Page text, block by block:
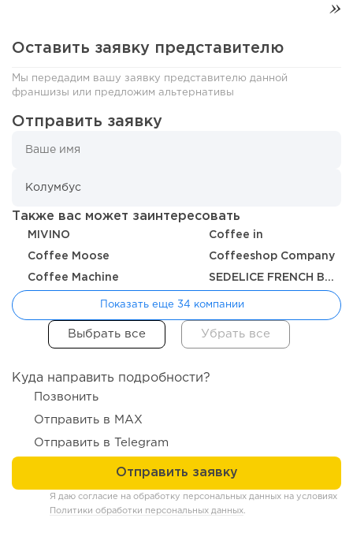
интернет-магазине...
Конференции августа 2026: лучшие мероприятия месяца
для бизнеса,...
Оставить заявку представителю
Мы передадим вашу заявку представителю данной
франшизы или предложим альтернативы
Отправить заявку
Также вас может заинтересовать
MIVINO Coffee in
Coffee Moose Coffeeshop Company
Coffee Machine SEDELICE FRENCH BAKERY
Показать еще 34 компании
Куда направить подробности?
Позвонить
Отправить в MAX
Отправить в Telegram
Я даю согласие на обработку персональных данных на условиях
Политики обработки персональных данных